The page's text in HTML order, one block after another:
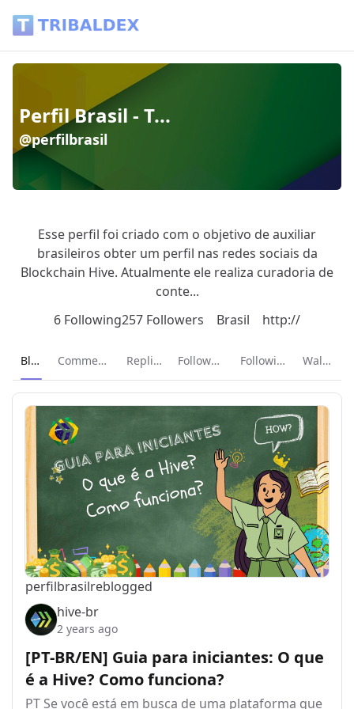
Perfil Brasil - T...
@perfilbrasil
Esse perfil foi criado com o objetivo de auxiliar
brasileiros obter um perfil nas redes sociais da
Blockchain Hive. Atualmente ele realiza curadoria de
conte...
6 Following257 Followers Brasil http://
Current page:
Blog Comments Replies Followers Following Wallet
perfilbrasilreblogged
hive-br
2 years ago
[PT-BR/EN] Guia para iniciantes: O que
é a Hive? Como funciona?
PT Se você está em busca de uma plataforma que